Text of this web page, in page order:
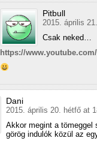
Pitbull
2015. április
Csak neked…
https://
Dani
2015. április 20. hétfő at
Akkor megint a tömeggel
görög indulók közül az